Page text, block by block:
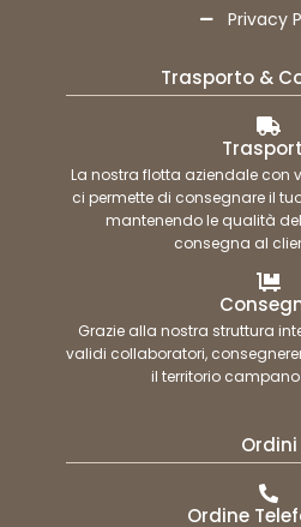
Privacy
Trasporto &
La nostra flotta aziendale con
ci permette di consegnare il
mantenendo le qualità
consegna al
Grazie alla nostra struttura
validi collaboratori,
il territorio campano
Ordini
Ordine